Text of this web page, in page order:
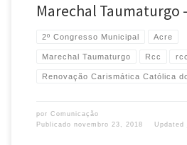
Marechal Taumaturgo
2º Congresso Municipal Acre
Marechal Taumaturgo Rcc
Renovação Carismática Católica
por Comunicação
Publicado novembro 23, 2018 Updated